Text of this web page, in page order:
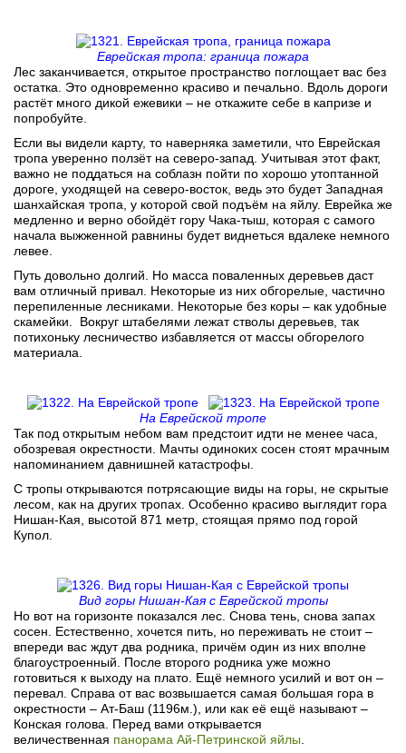
Еврейская тропа: граница пожара
Лес заканчивается, открытое пространство поглощает вас без
остатка. Это одновременно красиво и печально. Вдоль дороги
растёт много дикой ежевики – не откажите себе в капризе и
попробуйте.
Если вы видели карту, то наверняка заметили, что Еврейская
тропа уверенно ползёт на северо-запад. Учитывая этот факт,
важно не поддаться на соблазн пойти по хорошо утоптанной
дороге, уходящей на северо-восток, ведь это будет Западная
шанхайская тропа, у которой свой подъём на яйлу. Еврейка же
медленно и верно обойдёт гору Чака-тыш, которая с самого
начала выжженной равнины будет виднеться вдалеке немного
левее.
Путь довольно долгий. Но масса поваленных деревьев даст
вам отличный привал. Некоторые из них обгорелые, частично
перепиленные лесниками. Некоторые без коры – как удобные
скамейки. Вокруг штабелями лежат стволы деревьев, так
потихоньку лесничество избавляется от массы обгорелого
материала.
На Еврейской тропе
Так под открытым небом вам предстоит идти не менее часа,
обозревая окрестности. Мачты одиноких сосен стоят мрачным
напоминанием давнишней катастрофы.
С тропы открываются потрясающие виды на горы, не скрытые
лесом, как на других тропах. Особенно красиво выглядит гора
Нишан-Кая, высотой 871 метр, стоящая прямо под горой
Купол.
Вид горы Нишан-Кая с Еврейской тропы
Но вот на горизонте показался лес. Снова тень, снова запах
сосен. Естественно, хочется пить, но переживать не стоит –
впереди вас ждут два родника, причём один из них вполне
благоустроенный. После второго родника уже можно
готовиться к выходу на плато. Ещё немного усилий и вот он –
перевал. Справа от вас возвышается самая большая гора в
окрестности – Ат-Баш (1196м.), или как её ещё называют –
Конская голова. Перед вами открывается
величественная панорама Ай-Петринской яйлы